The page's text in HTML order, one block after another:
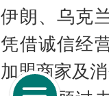
伊朗、乌克
凭借诚信经
加盟商家及